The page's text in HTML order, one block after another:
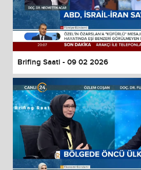
Brifing Saati - 09 02 2026